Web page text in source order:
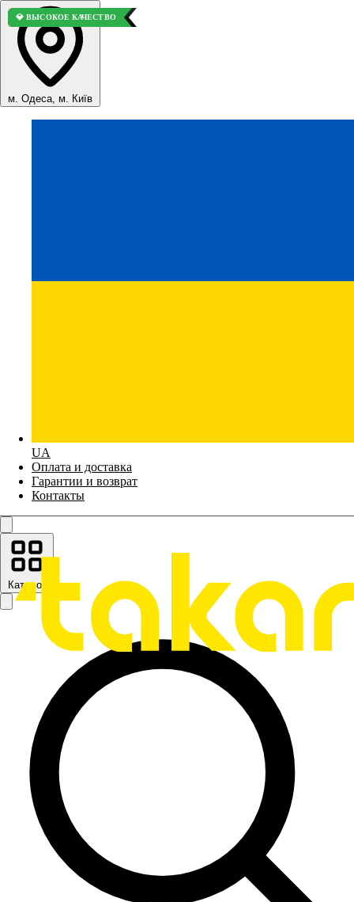
м. Одеса, м. Київ
UA
Оплата и доставка
Гарантии и возврат
Контакты
Каталог
🏆 ЛУЧШИЙ ВАРИАНТ
⭐ ВЫБОР ПОКУПАТЕЛЕЙ
💎 ВЫСОКОЕ КАЧЕСТВО